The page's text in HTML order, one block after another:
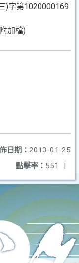
)字第1020000169
加檔)
日期： 2013-01-25
點擊率： 551 |